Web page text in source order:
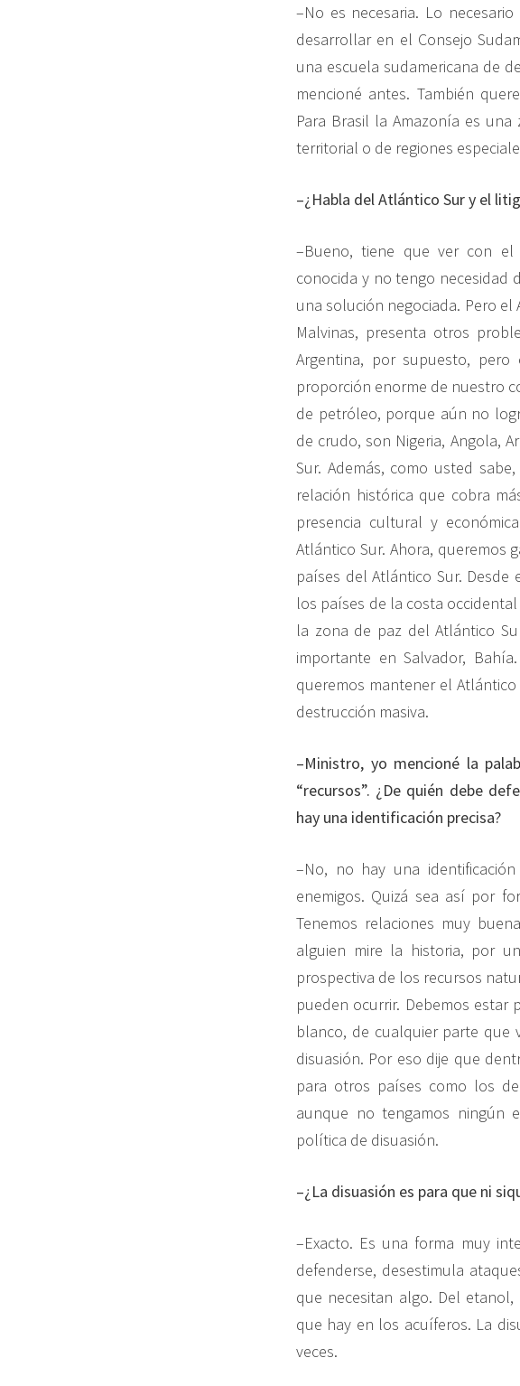
–No es necesaria. Lo
desarrollar en el Consejo
una escuela sudamericana de
mencioné antes. También
Para Brasil la Amazonía es
territorial o de regiones
–¿Habla del Atlántico Sur y el
–Bueno, tiene que ver con el
conocida y no tengo necesidad
una solución negociada. Pero
Malvinas, presenta otros
Argentina, por supuesto,
proporción enorme de nuestro
de petróleo, porque aún no
de crudo, son Nigeria, Angola,
Sur. Además, como usted
relación histórica que cobra
presencia cultural y
Atlántico Sur. Ahora, queremos
países del Atlántico Sur.
los países de la costa
la zona de paz del Atlántico
importante en Salvador,
queremos mantener el
destrucción masiva.
–Ministro, yo mencioné la
“recursos”. ¿De quién debe
hay una identificación precisa?
–No, no hay una
enemigos. Quizá sea así por
Tenemos relaciones muy
alguien mire la historia, por
prospectiva de los recursos
pueden ocurrir. Debemos estar
blanco, de cualquier parte que
disuasión. Por eso dije que
para otros países como los
aunque no tengamos ningún
política de disuasión.
–¿La disuasión es para que ni
–Exacto. Es una forma muy
defenderse, desestimula
que necesitan algo. Del
que hay en los acuíferos. La
veces.